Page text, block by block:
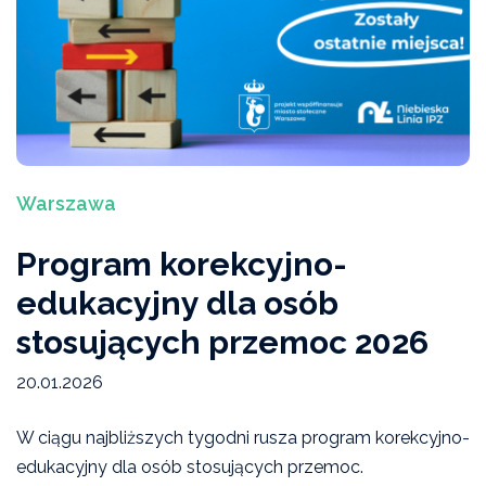
Ekspertyzy, interpelacje, opinie
Bieżący numer
Studium Przeciwdziałania Przemocy Domowej I
Wydarzenia
Artykuły „Niebieskiej Linii"
Wiadomości Niebieskiej Linii
Akcje, konferencje, kampanie
Badania i raporty
Warszawa
Program korekcyjno-
edukacyjny dla osób
stosujących przemoc 2026
20.01.2026
W ciągu najbliższych tygodni rusza program korekcyjno-
edukacyjny dla osób stosujących przemoc.